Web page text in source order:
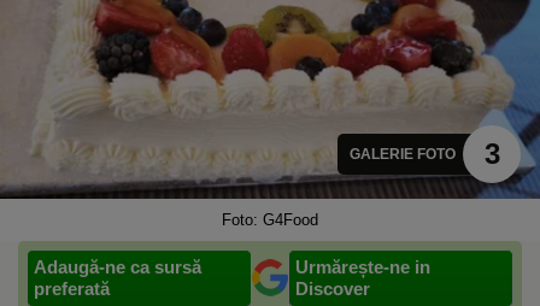
GALERIE FOTO 3
Foto: G4Food
Adaugă-ne ca sursă
preferată
Urmărește-ne in
Discover